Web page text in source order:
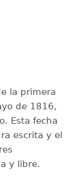
la primera
de 1816,
Esta fecha
escrita y el
y libre.